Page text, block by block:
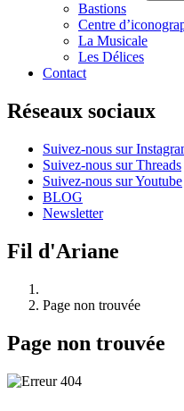
Bastions
Centre
La Musicale
Les Délices
Contact
Réseaux sociaux
Suivez-nous sur
Suivez-nous sur Threads
Suivez-nous sur Youtube
BLOG
Newsletter
Fil d'Ariane
Page non trouvée
Page non trouvée